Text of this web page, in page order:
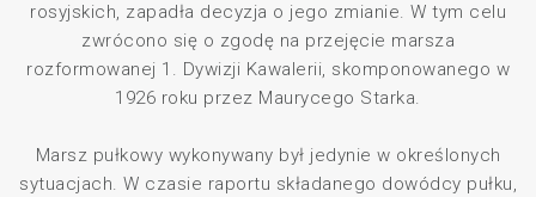
rosyjskich, zapadła decyzja o jego zmianie. W tym celu
zwrócono się o zgodę na przejęcie marsza
rozformowanej 1. Dywizji Kawalerii, skomponowanego w
1926 roku przez Maurycego Starka.
Marsz pułkowy wykonywany był jedynie w określonych
sytuacjach. W czasie raportu składanego dowódcy pułku,